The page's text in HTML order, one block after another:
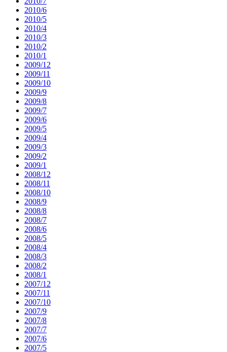
2010/6
2010/5
2010/4
2010/3
2010/2
2010/1
2009/12
2009/11
2009/10
2009/9
2009/8
2009/7
2009/6
2009/5
2009/4
2009/3
2009/2
2009/1
2008/12
2008/11
2008/10
2008/9
2008/8
2008/7
2008/6
2008/5
2008/4
2008/3
2008/2
2008/1
2007/12
2007/11
2007/10
2007/9
2007/8
2007/7
2007/6
2007/5